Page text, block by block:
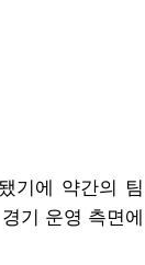
기에 약간의 팀
기 운영 측면에